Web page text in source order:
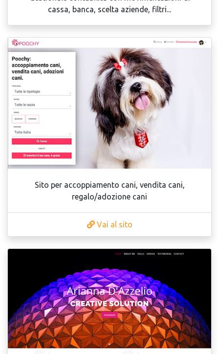
cassa, banca, scelta aziende, filtri...
Sito per accoppiamento cani, vendita cani,
regalo/adozione cani
Vai al sito